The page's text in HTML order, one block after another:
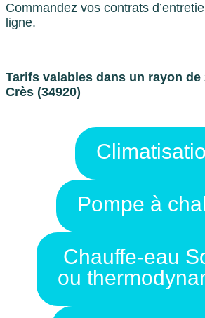
Commandez vos contrats
ligne.
Tarifs valables dans un rayon de
Crès (34920)
Pompe à
Chauffe-eau
ou